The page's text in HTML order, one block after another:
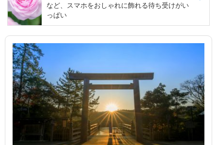
など、スマホをおしゃれに飾れる待ち受けがい
っぱい